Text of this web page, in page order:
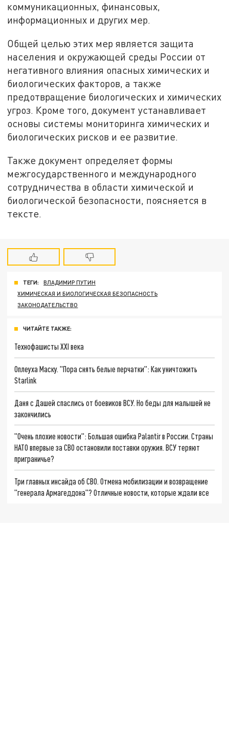
коммуникационных, финансовых,
информационных и других мер.
Общей целью этих мер является защита
населения и окружающей среды России от
негативного влияния опасных химических и
биологических факторов, а также
предотвращение биологических и химических
угроз. Кроме того, документ устанавливает
основы системы мониторинга химических и
биологических рисков и ее развитие.
Также документ определяет формы
межгосударственного и международного
сотрудничества в области химической и
биологической безопасности, поясняется в
тексте.
ТЕГИ:
ВЛАДИМИР ПУТИН
ХИМИЧЕСКАЯ И БИОЛОГИЧЕСКАЯ БЕЗОПАСНОСТЬ
ЗАКОНОДАТЕЛЬСТВО
ЧИТАЙТЕ ТАКЖЕ:
Технофашисты XXI века
Оплеуха Маску. "Пора снять белые перчатки": Как уничтожить
Starlink
Даня с Дашей спаслись от боевиков ВСУ. Но беды для малышей не
закончились
"Очень плохие новости": Большая ошибка Palantir в России. Страны
НАТО впервые за СВО остановили поставки оружия. ВСУ теряют
приграничье?
Три главных инсайда об СВО. Отмена мобилизации и возвращение
"генерала Армагеддона"? Отличные новости, которые ждали все